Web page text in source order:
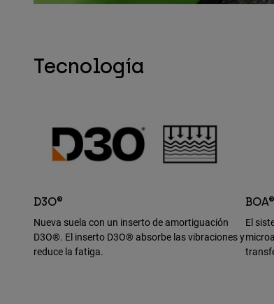
Tecnología
D3O®
Nueva suela con un inserto de amortiguación
D3O®. El inserto D3O® absorbe las vibraciones y
reduce la fatiga.
BOA®
El